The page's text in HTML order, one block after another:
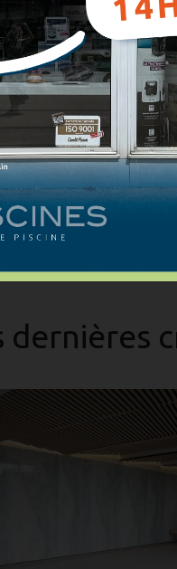
MARNE
dernières